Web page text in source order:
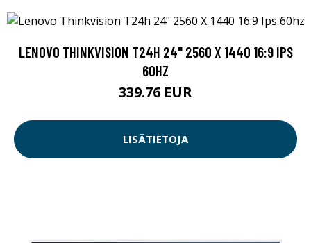
LENOVO THINKVISION T24H 24" 2560 X 1440 16:9 IPS
60HZ
339.76 EUR
LISÄTIETOJA